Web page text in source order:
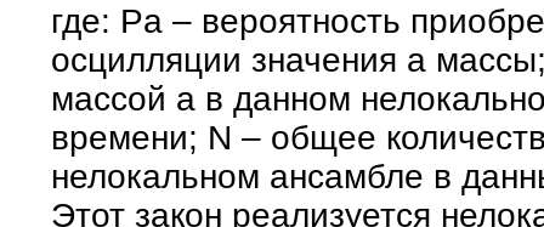
где: Pa – вероятность
осцилляции значения a
массой a в данном
времени; N – общее
нелокальном ансамбле в
Этот закон реализуется